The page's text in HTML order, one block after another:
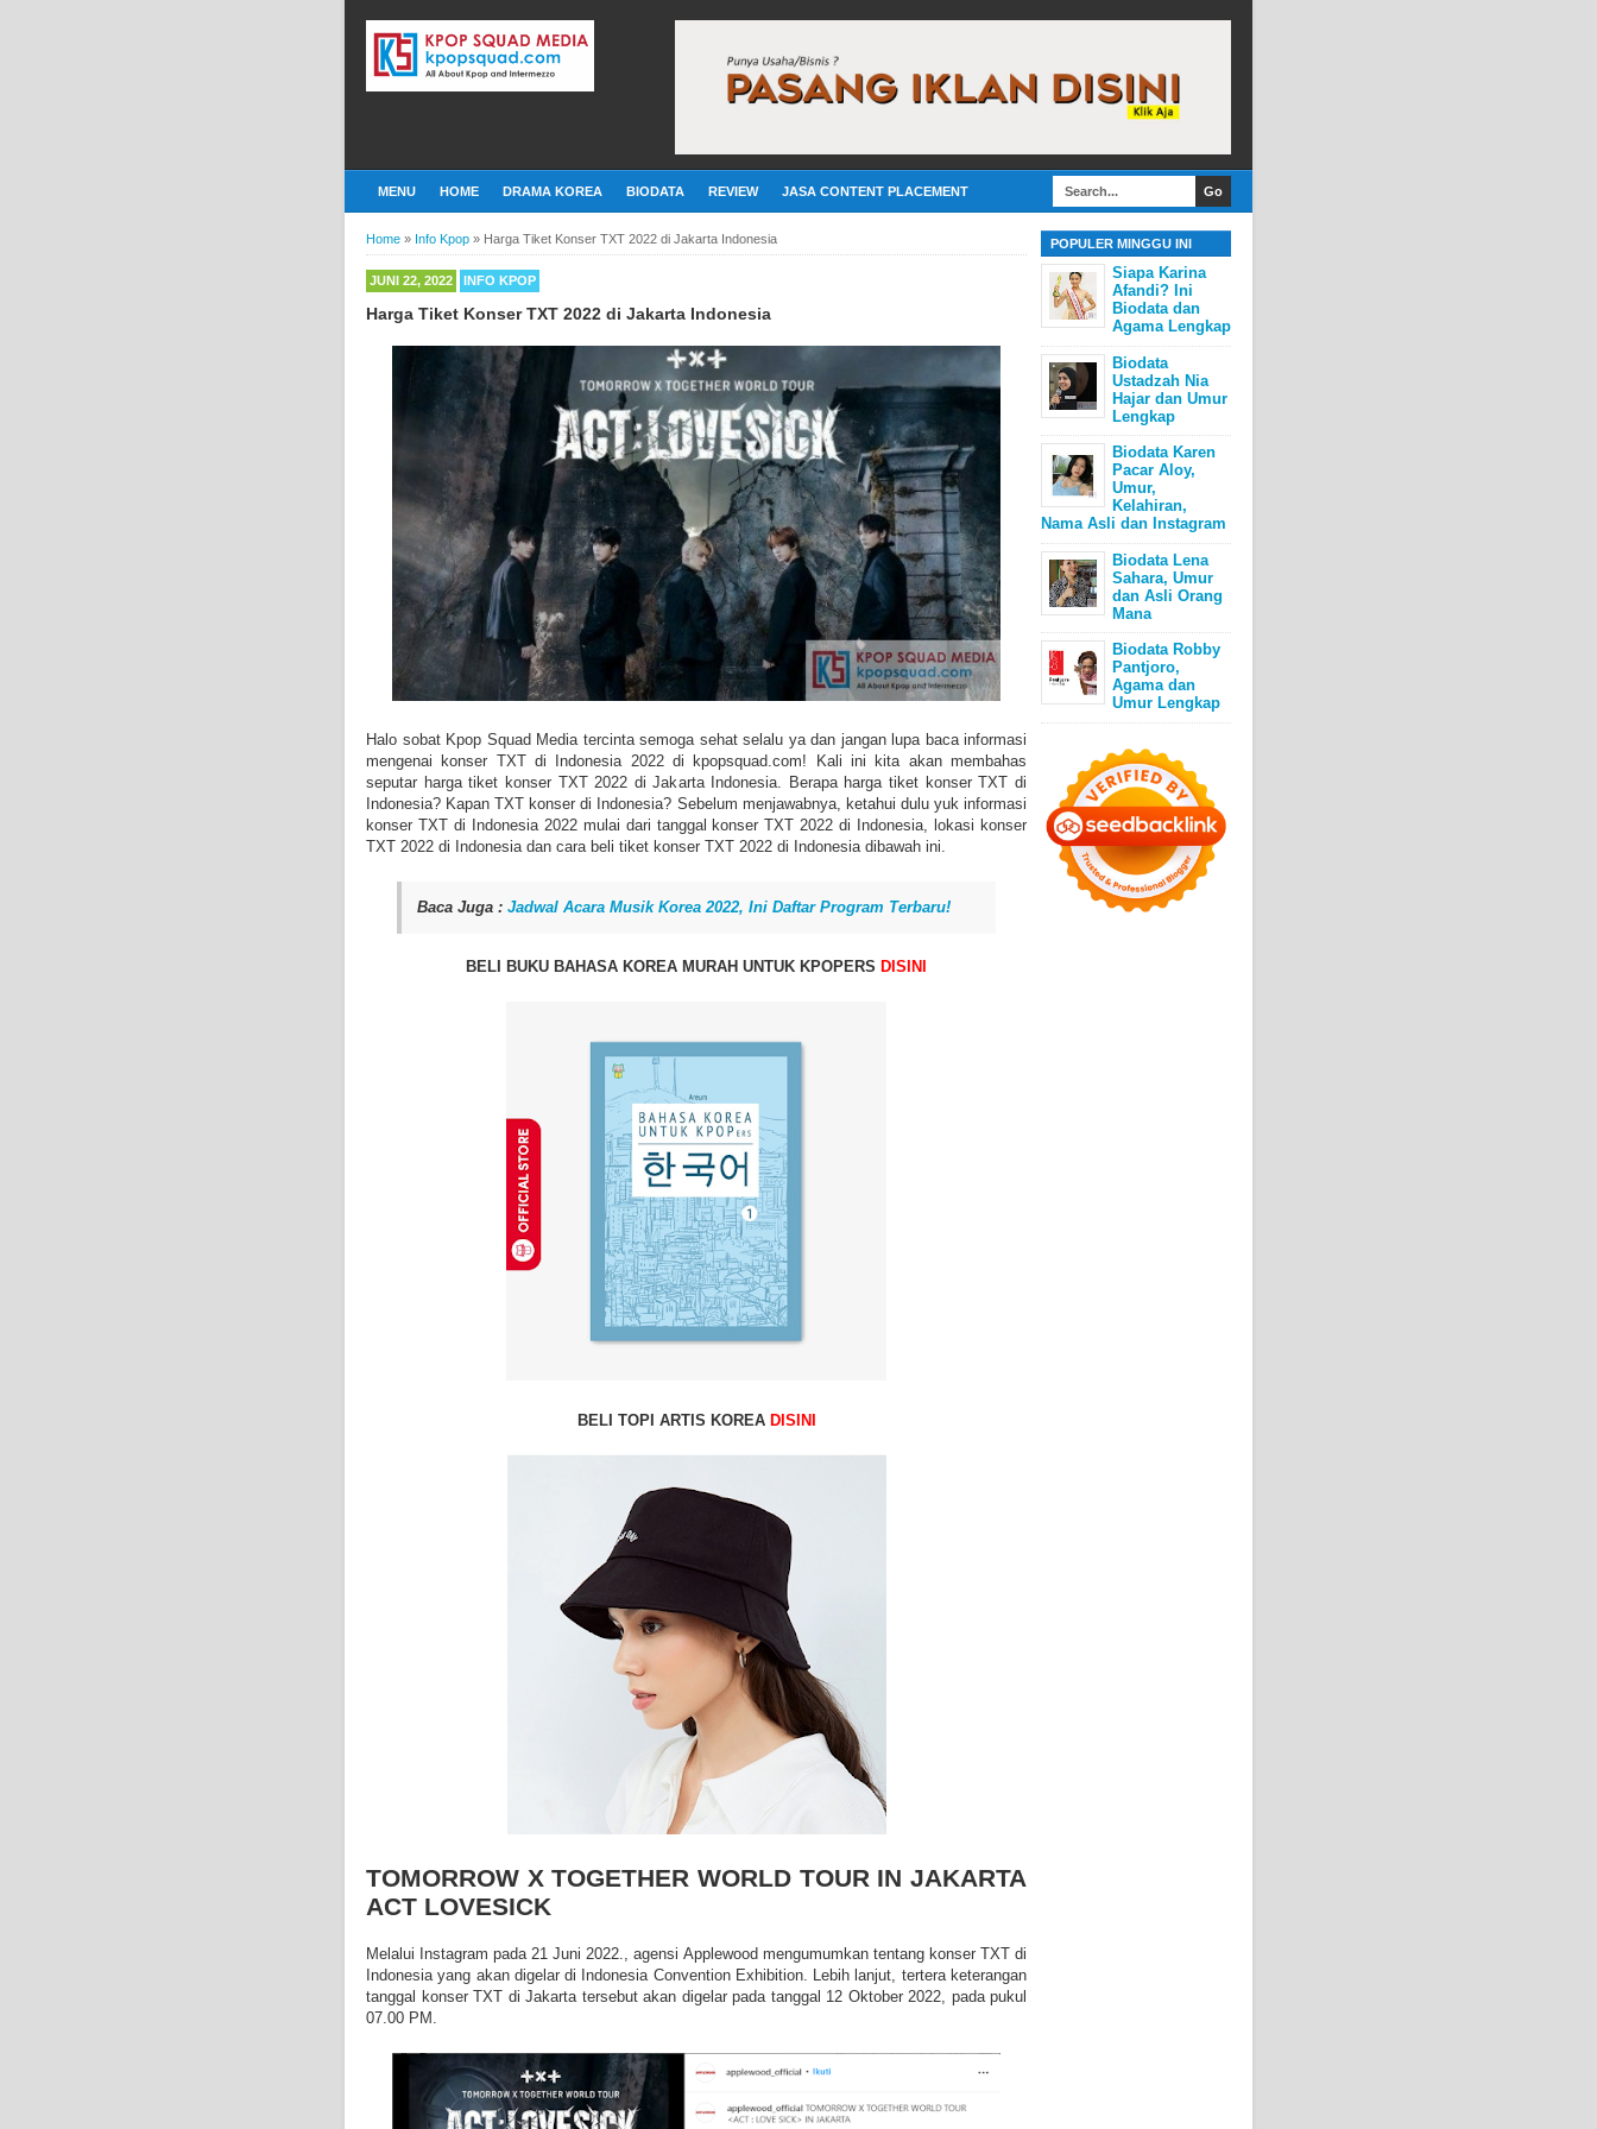
MENU HOME DRAMA KOREA BIODATA REVIEW JASA CONTENT PLACEMENT
Home » Info Kpop » Harga Tiket Konser TXT 2022 di Jakarta Indonesia
JUNI 22, 2022 INFO KPOP
Harga Tiket Konser TXT 2022 di Jakarta Indonesia
Halo sobat Kpop Squad Media tercinta semoga sehat selalu ya dan jangan lupa baca informasi
mengenai konser TXT di Indonesia 2022 di kpopsquad.com! Kali ini kita akan membahas
seputar harga tiket konser TXT 2022 di Jakarta Indonesia. Berapa harga tiket konser TXT di
Indonesia? Kapan TXT konser di Indonesia? Sebelum menjawabnya, ketahui dulu yuk informasi
konser TXT di Indonesia 2022 mulai dari tanggal konser TXT 2022 di Indonesia, lokasi konser
TXT 2022 di Indonesia dan cara beli tiket konser TXT 2022 di Indonesia dibawah ini.
Baca Juga : Jadwal Acara Musik Korea 2022, Ini Daftar Program Terbaru!
BELI BUKU BAHASA KOREA MURAH UNTUK KPOPERS DISINI
BELI TOPI ARTIS KOREA DISINI
TOMORROW X TOGETHER WORLD TOUR IN JAKARTA
ACT LOVESICK
Melalui Instagram pada 21 Juni 2022., agensi Applewood mengumumkan tentang konser TXT di
Indonesia yang akan digelar di Indonesia Convention Exhibition. Lebih lanjut, tertera keterangan
tanggal konser TXT di Jakarta tersebut akan digelar pada tanggal 12 Oktober 2022, pada pukul
07.00 PM.
POPULER MINGGU INI
Siapa Karina
Afandi? Ini
Biodata dan
Agama Lengkap
Biodata
Ustadzah Nia
Hajar dan Umur
Lengkap
Biodata Karen
Pacar Aloy,
Umur,
Kelahiran,
Nama Asli dan Instagram
Biodata Lena
Sahara, Umur
dan Asli Orang
Mana
Biodata Robby
Pantjoro,
Agama dan
Umur Lengkap